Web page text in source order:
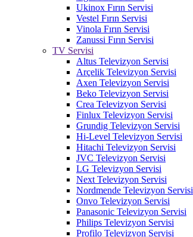
Ukinox Fırın Servisi
Vestel Fırın Servisi
Vinola Fırın Servisi
Zanussi Fırın Servisi
TV Servisi
Altus Televizyon Servisi
Arçelik Televizyon Servisi
Axen Televizyon Servisi
Beko Televizyon Servisi
Crea Televizyon Servisi
Finlux Televizyon Servisi
Grundig Televizyon Servisi
Hi-Level Televizyon Servisi
Hitachi Televizyon Servisi
JVC Televizyon Servisi
LG Televizyon Servisi
Next Televizyon Servisi
Nordmende Televizyon Servisi
Onvo Televizyon Servisi
Panasonic Televizyon Servisi
Philips Televizyon Servisi
Profilo Televizyon Servisi